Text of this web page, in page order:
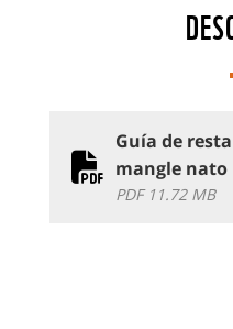
Guía de
mangle nato
PDF 11.72 MB